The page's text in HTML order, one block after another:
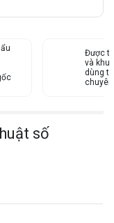
Được
và
dùng từ
số